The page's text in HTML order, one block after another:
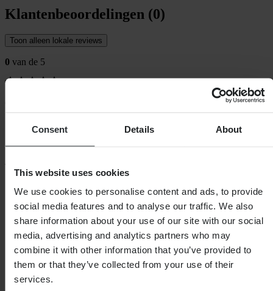
Consent Details About
This website uses cookies
We use cookies to personalise content and ads, to provide
social media features and to analyse our traffic. We also
share information about your use of our site with our social
media, advertising and analytics partners who may
combine it with other information that you’ve provided to
them or that they’ve collected from your use of their
services.
Klantenbeoordelingen (0)
Toon alleen lokale reviews
0 van de 5
SHOPPEN
Algemene Voorwaarden
Privacybeleid
Verzending & levering
Betaling
Retourneren
Herroepingsrecht
Informatie over recycling
Claims & klachten
Bestelstatus